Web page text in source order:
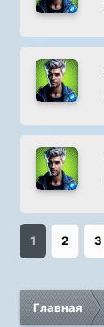
1 2 3
Главная